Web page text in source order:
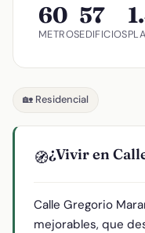
60
METROS
57
EDIFICIOS
🏡 Residencial
🧭¿Vivir en
Calle Gregorio
mejorables, que